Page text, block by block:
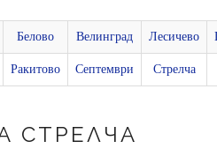
Белово Велинград Лесичево
Ракитово Септември Стрелча
СТРЕЛЧА